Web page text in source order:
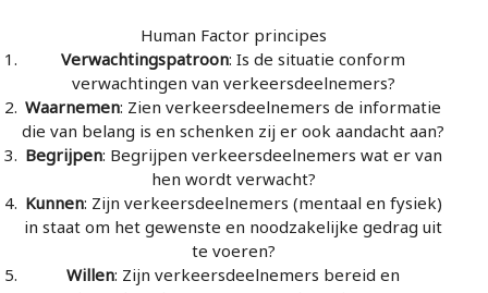
Human Factor principes
Verwachtingspatroon: Is de situatie conform
verwachtingen van verkeersdeelnemers?
Waarnemen: Zien verkeersdeelnemers de informatie
die van belang is en schenken zij er ook aandacht aan?
Begrijpen: Begrijpen verkeersdeelnemers wat er van
hen wordt verwacht?
Kunnen: Zijn verkeersdeelnemers (mentaal en fysiek)
in staat om het gewenste en noodzakelijke gedrag uit
te voeren?
Willen: Zijn verkeersdeelnemers bereid en